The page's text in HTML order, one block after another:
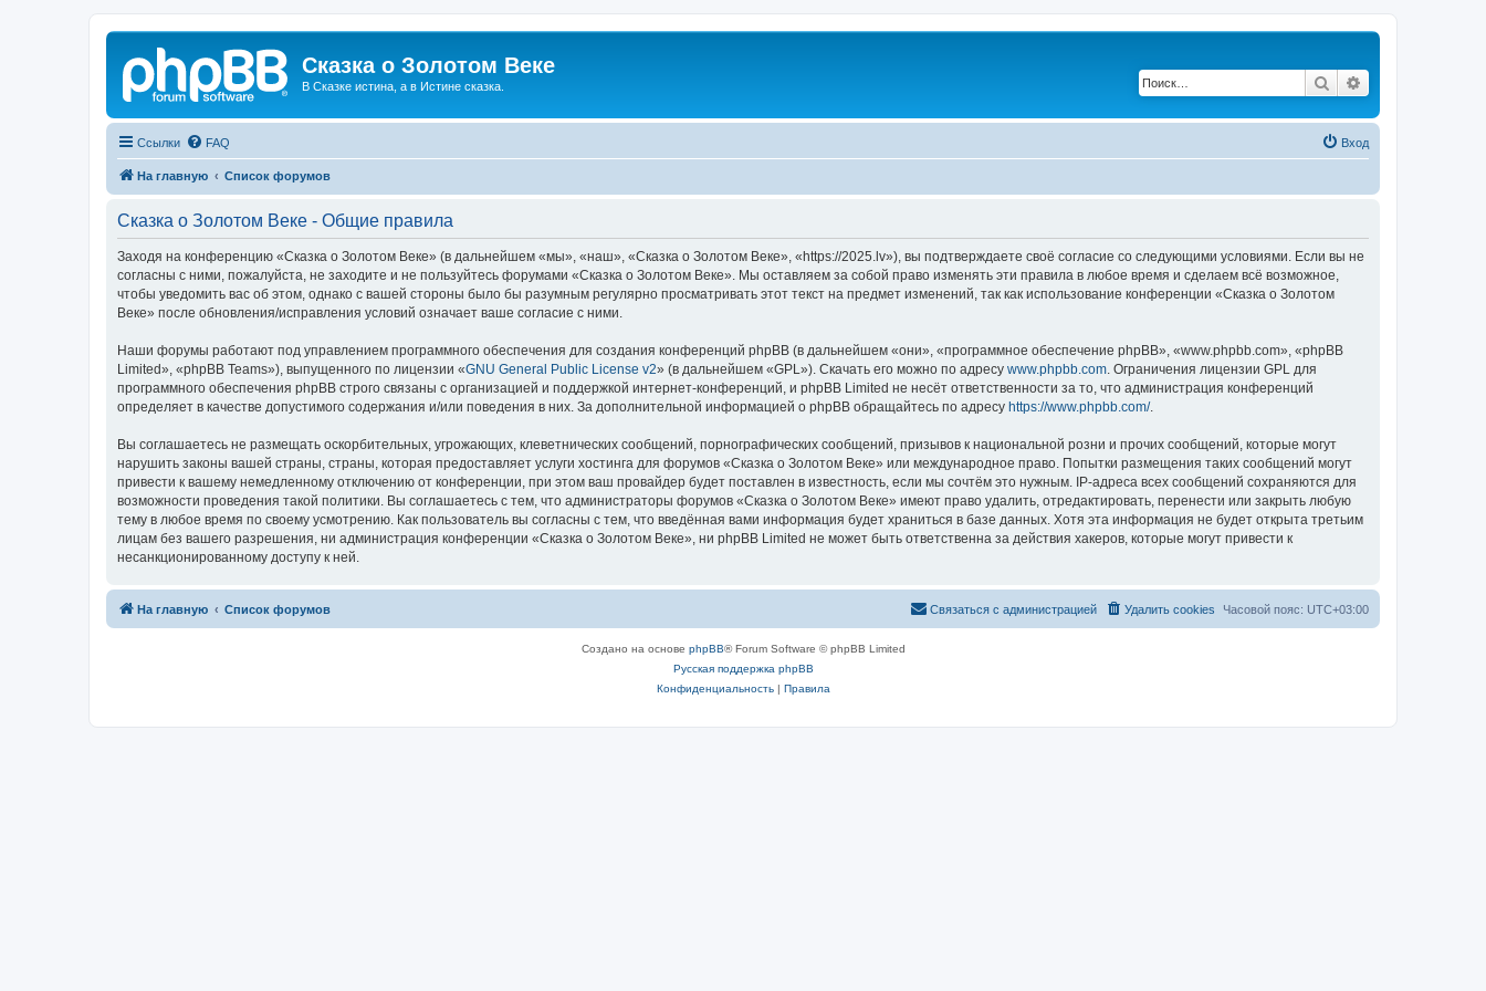
Сказка о Золотом Веке
В Сказке истина, а в Истине сказка. Поиск
Ссылки FAQ Вход
На главную Список форумов
Сказка о Золотом Веке - Общие правила
Заходя на конференцию «Сказка о Золотом Веке» (в дальнейшем «мы», «наш», «Сказка о Золотом Веке», «https://2025.lv»), вы подтверждаете своё согласие со следующими условиями. Если вы не
согласны с ними, пожалуйста, не заходите и не пользуйтесь форумами «Сказка о Золотом Веке». Мы оставляем за собой право изменять эти правила в любое время и сделаем всё возможное,
чтобы уведомить вас об этом, однако с вашей стороны было бы разумным регулярно просматривать этот текст на предмет изменений, так как использование конференции «Сказка о Золотом
Веке» после обновления/исправления условий означает ваше согласие с ними.
Наши форумы работают под управлением программного обеспечения для создания конференций phpBB (в дальнейшем «они», «программное обеспечение phpBB», «www.phpbb.com», «phpBB
Limited», «phpBB Teams»), выпущенного по лицензии «GNU General Public License v2» (в дальнейшем «GPL»). Скачать его можно по адресу www.phpbb.com . Ограничения лицензии GPL для
программного обеспечения phpBB строго связаны с организацией и поддержкой интернет-конференций, и phpBB Limited не несёт ответственности за то, что администрация конференций
определяет в качестве допустимого содержания и/или поведения в них. За дополнительной информацией о phpBB обращайтесь по адресу https://www.phpbb.com/.
Вы соглашаетесь не размещать оскорбительных, угрожающих, клеветнических сообщений, порнографических сообщений, призывов к национальной розни и прочих сообщений, которые могут
нарушить законы вашей страны, страны, которая предоставляет услуги хостинга для форумов «Сказка о Золотом Веке» или международное право. Попытки размещения таких сообщений могут
привести к вашему немедленному отключению от конференции, при этом ваш провайдер будет поставлен в известность, если мы сочтём это нужным. IP-адреса всех сообщений сохраняются для
возможности проведения такой политики. Вы соглашаетесь с тем, что администраторы форумов «Сказка о Золотом Веке» имеют право удалить, отредактировать, перенести или закрыть любую
тему в любое время по своему усмотрению. Как пользователь вы согласны с тем, что введённая вами информация будет храниться в базе данных. Хотя эта информация не будет открыта третьим
лицам без вашего разрешения, ни администрация конференции «Сказка о Золотом Веке», ни phpBB Limited не может быть ответственна за действия хакеров, которые могут привести к
несанкционированному доступу к ней.
На главную Список форумов Часовой пояс: UTC+03:00
Удалить cookies
Связаться с администрацией
Создано на основе phpBB® Forum Software © phpBB Limited
Русская поддержка phpBB
Конфиденциальность| Правила